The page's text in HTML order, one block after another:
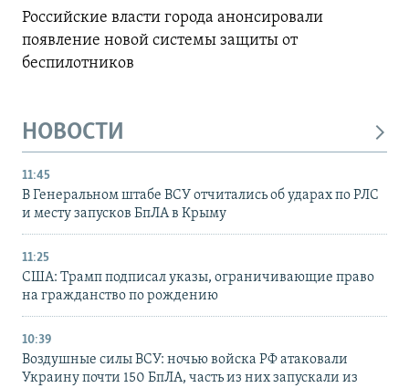
Российские власти города анонсировали
появление новой системы защиты от
беспилотников
НОВОСТИ
11:45
В Генеральном штабе ВСУ отчитались об ударах по РЛС
и месту запусков БпЛА в Крыму
11:25
США: Трамп подписал указы, ограничивающие право
на гражданство по рождению
10:39
Воздушные силы ВСУ: ночью войска РФ атаковали
Украину почти 150 БпЛА, часть из них запускали из